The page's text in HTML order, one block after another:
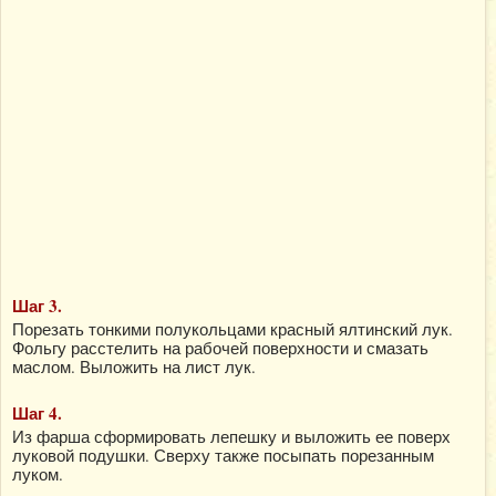
Шаг 3.
Порезать тонкими полукольцами красный ялтинский лук.
Фольгу расстелить на рабочей поверхности и смазать
маслом. Выложить на лист лук.
Шаг 4.
Из фарша сформировать лепешку и выложить ее поверх
луковой подушки. Сверху также посыпать порезанным
луком.